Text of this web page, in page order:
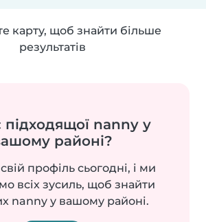
карту, щоб знайти більше
результатів
nanny у
районі?
профіль сьогодні, і ми
всіх зусиль, щоб знайти
nanny у вашому районі.